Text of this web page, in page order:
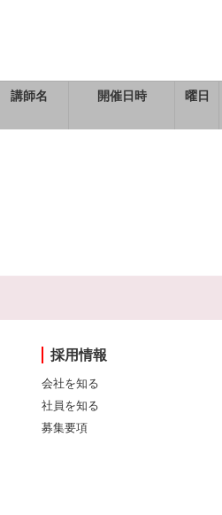
講師名 開催日時 曜日
採用情報
会社を知る
社員を知る
募集要項